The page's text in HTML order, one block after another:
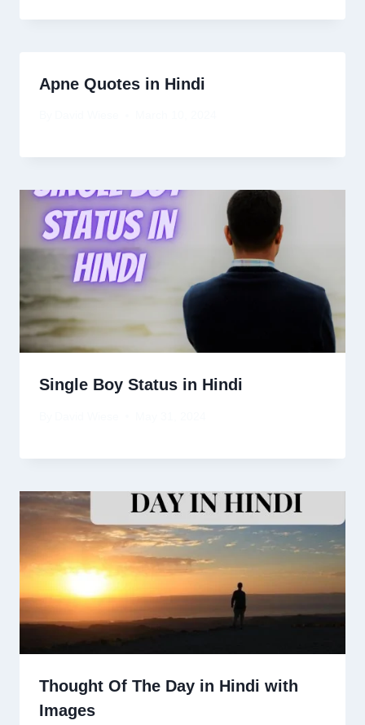
Apne Quotes in Hindi
Single Boy Status in Hindi
Thought Of The Day in Hindi with
Images